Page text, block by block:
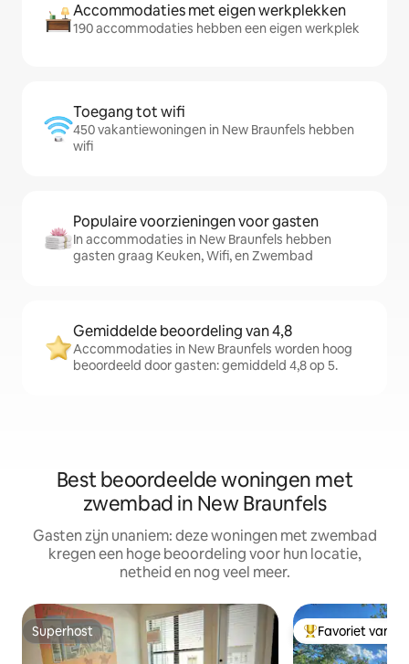
Accommodaties met eigen werkplekken
190 accommodaties hebben een eigen werkplek
Toegang tot wifi
450 vakantiewoningen in New Braunfels hebben
wifi
Populaire voorzieningen voor gasten
In accommodaties in New Braunfels hebben
gasten graag Keuken, Wifi, en Zwembad
Gemiddelde beoordeling van 4,8
Accommodaties in New Braunfels worden hoog
beoordeeld door gasten: gemiddeld 4,8 op 5.
Best beoordeelde woningen met
zwembad in New Braunfels
Gasten zijn unaniem: deze woningen met zwembad
kregen een hoge beoordeling voor hun locatie,
netheid en nog veel meer.
Superhost
Superhost Topfavoriet van
Favoriet van